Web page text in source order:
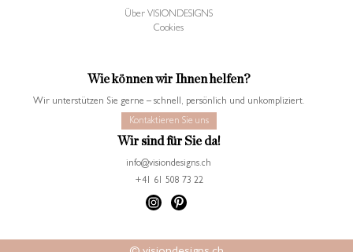
Über VISIONDESIGNS
Cookies
Wie können wir Ihnen helfen?
Wir unterstützen Sie gerne – schnell, persönlich und unkompliziert.
Kontaktieren Sie uns
Wir sind für Sie da!
info@visiondesigns.ch
+41 61 508 73 22